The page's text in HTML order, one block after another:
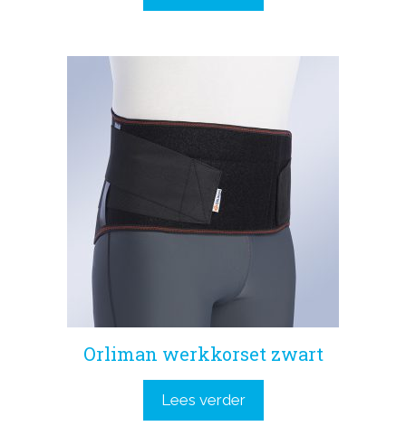
Orliman werkkorset zwart
Lees verder